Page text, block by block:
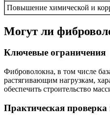
Повышение химической и
Могут ли
Ключевые ограничения
Фиброволокна, в том числе
растягивающим нагрузкам,
обеспечить строительство
Практическая